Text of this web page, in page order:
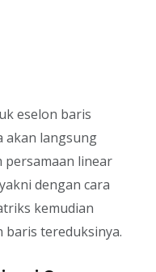
eselon baris
akan langsung
persamaan linear
dengan cara
kemudian
baris tereduksinya.